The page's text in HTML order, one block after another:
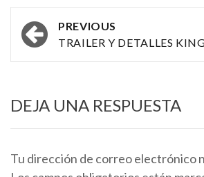
Post
navigation
PREVIOUS
TRAILER Y DETALLES
DEJA UNA RESPUESTA
Tu dirección de correo electrónico